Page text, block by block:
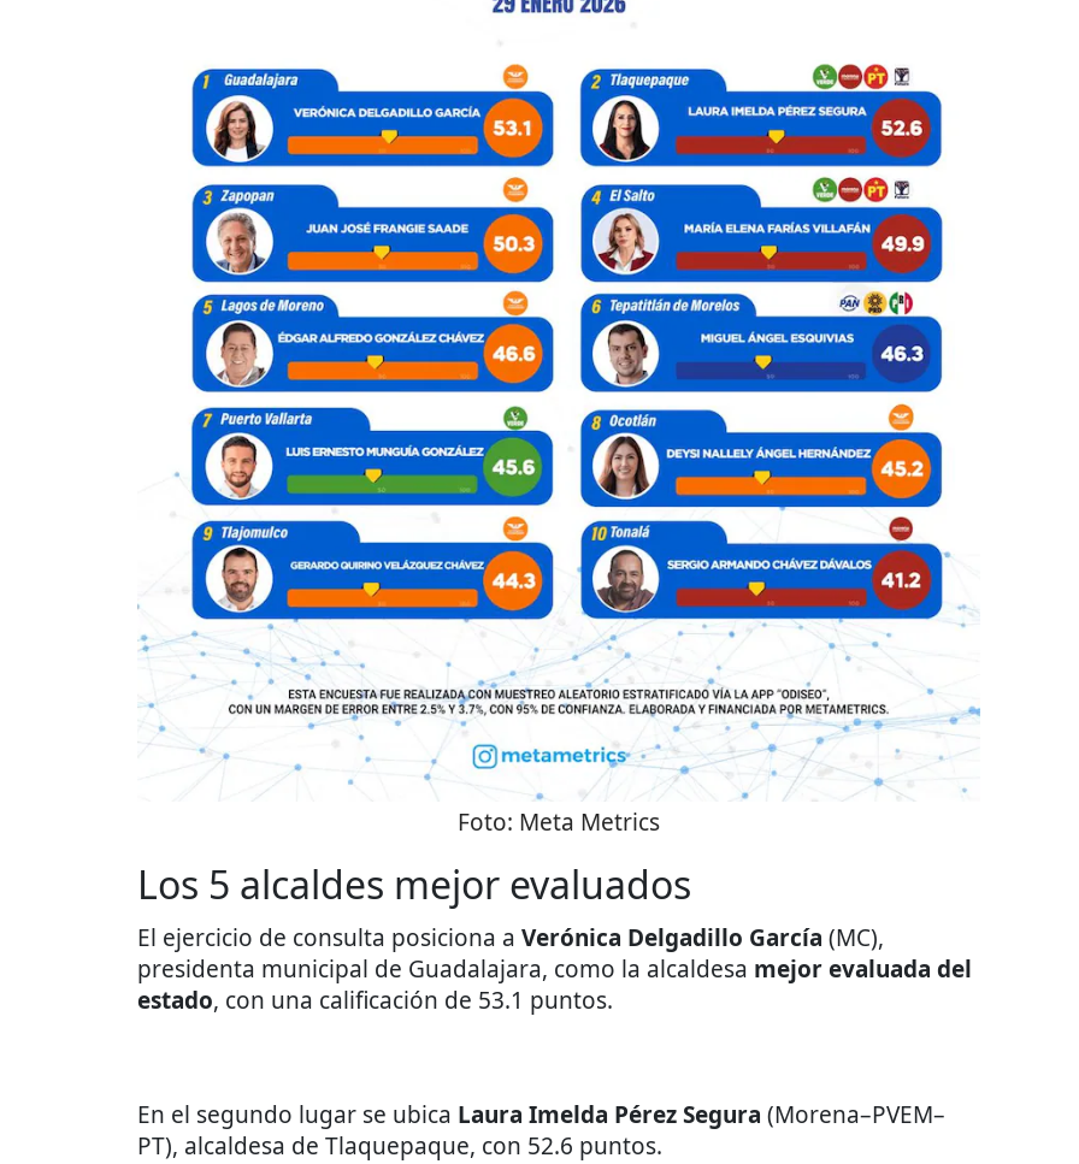
Foto: Meta Metrics
Los 5 alcaldes mejor evaluados
El ejercicio de consulta posiciona a Verónica Delgadillo García (MC),
presidenta municipal de Guadalajara, como la alcaldesa mejor evaluada del
estado, con una calificación de 53.1 puntos.
En el segundo lugar se ubica Laura Imelda Pérez Segura (Morena–PVEM–
PT), alcaldesa de Tlaquepaque, con 52.6 puntos.